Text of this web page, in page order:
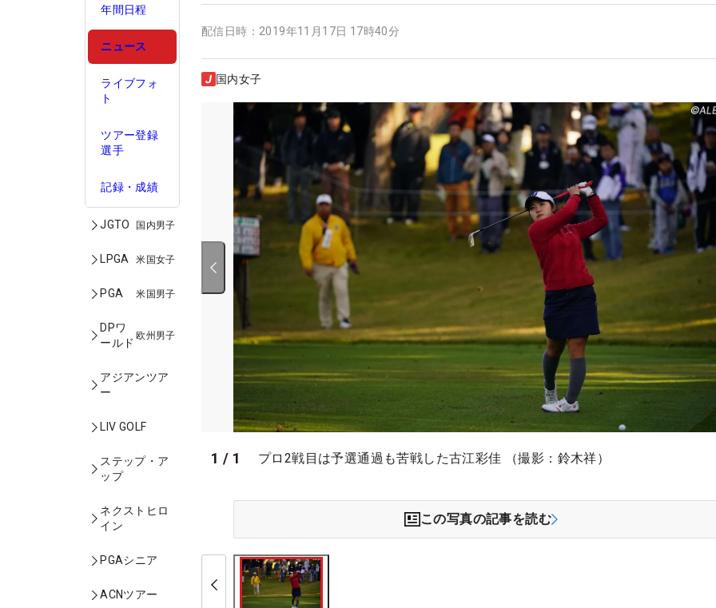
年間日程
ニュース
ライブフォ
ト
ツアー登録
選手
記録・成績
JGTO 国内男子
LPGA 米国女子
PGA 米国男子
DPワ
ールド
欧州男子
アジアンツア
ー
LIV GOLF
ステップ・ア
ップ
ネクストヒロ
イン
PGAシニア
ACNツアー
配信日時： 2019年11月17日 17時40分
国内女子
1 / 1 プロ2戦目は予選通過も苦戦した古江彩佳 （撮影：鈴木祥）
この写真の記事を読む